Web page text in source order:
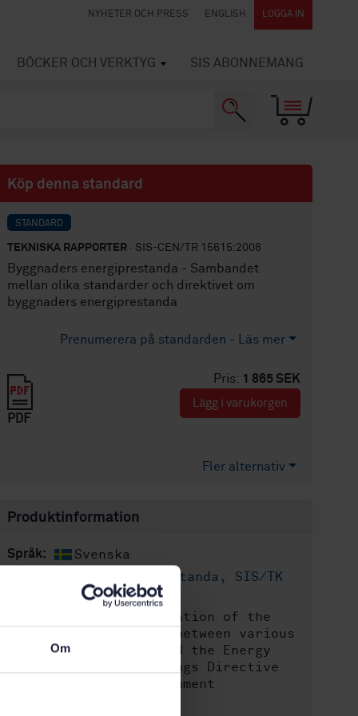
Om
NYHETER OCH PRESS ENGLISH LOGGA IN
BÖCKER OCH VERKTYG SIS ABONNEMANG
Köp denna standard
STANDARD
TEKNISKA RAPPORTER · SIS-CEN/TR 15615:2008
Byggnaders energiprestanda - Sambandet
mellan olika standarder och direktivet om
byggnaders energiprestanda
Prenumerera på standarden - Läs mer
Pris: 1 865 SEK
PDF
Lägg i varukorgen
Fler alternativ
Produktinformation
Språk: Svenska
Energiprestanda, SIS/TK
Explanation of the
general relationship between various
European Standards and the Energy
Performance of Buildings Directive
(EPBD) - Umbrella document